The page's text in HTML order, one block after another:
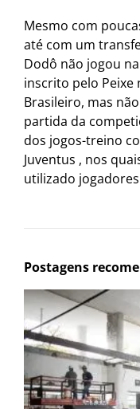
Mesmo com
até com um
Dodô não jogou
inscrito pelo Peixe
Brasileiro, mas
partida da
dos jogos-treino
Juventus , nos
utilizado
Postagens